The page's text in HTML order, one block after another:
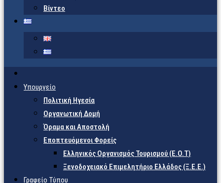
Βίντεο
Υπουργείο
Πολιτική Ηγεσία
Οργανωτική Δομή
Όραμα και Αποστολή
Εποπτευόμενοι Φορείς
Eλληνικός Οργανισμός Τουρισμού (Ε.Ο.Τ)
Ξενοδοχειακό Επιμελητήριο Ελλάδος (Ξ.Ε.Ε.)
Γραφείο Τύπου